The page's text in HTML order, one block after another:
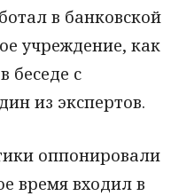
в банковской
учреждение, как
беседе с
из экспертов.
оппонировали
время входил в